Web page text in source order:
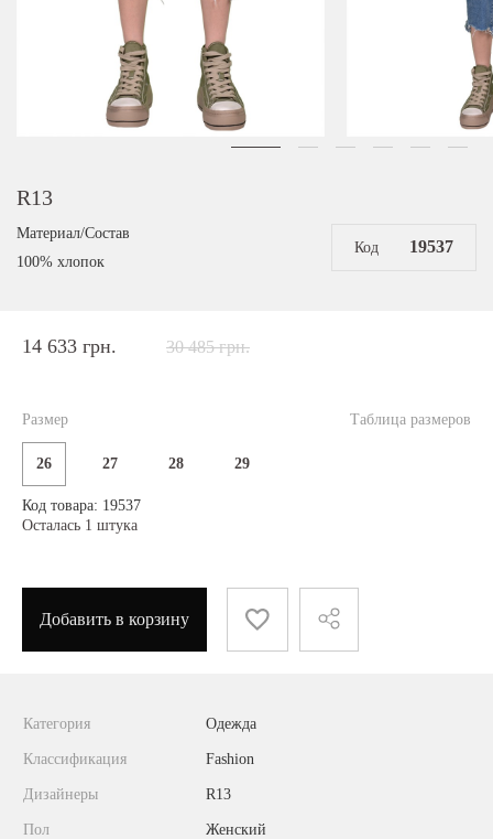
R13
Материал/Состав
100% хлопок
Код 19537
14 633 грн. 30 485 грн.
Таблица размеров
Размер
26 27 28 29
Код товара: 19537
Осталась 1 штука
Добавить в корзину
Категория Одежда
Классификация Fashion
Дизайнеры R13
Пол Женский